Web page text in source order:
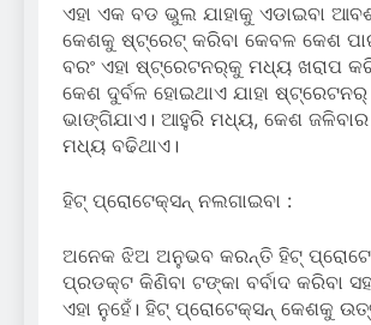
ଏହା ଏକ ବଡ ଭୁଲ ଯାହାକୁ ଏଡାଇବା
କେଶକୁ ଷ୍ଟ୍ରେଟ୍ କରିବା କେବଳ କେଶ
ବରଂ ଏହା ଷ୍ଟ୍ରେଟନର୍‌କୁ ମଧ୍ୟ ଖରାପ
କେଶ ଦୁର୍ବଳ ହୋଇଥାଏ ଯାହା
ଭାଙ୍ଗିଯାଏ। ଆହୁରି ମଧ୍ୟ, କେଶ ଜଳିବାର
ମଧ୍ୟ ବଢିଥାଏ।
ହିଟ୍ ପ୍ରୋଟେକ୍ସନ୍ ନଲଗାଇବା :
ଅନେକ ଝିଅ ଅନୁଭବ କରନ୍ତି ହିଟ୍
ପ୍ରଡକ୍ଟ କିଣିବା ଟଙ୍କା ବର୍ବାଦ କରିବା
ଏହା ନୁହେଁ। ହିଟ୍ ପ୍ରୋଟେକ୍ସନ୍ କେଶକୁ